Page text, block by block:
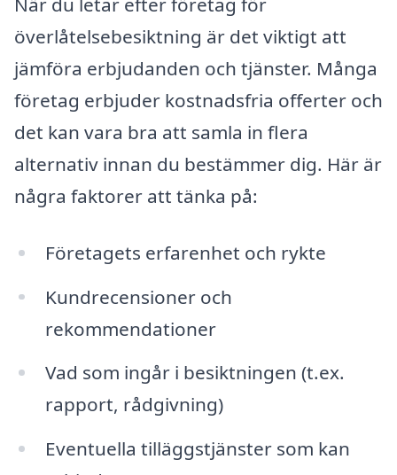
överlåtelsebesiktning är det viktigt att
jämföra erbjudanden och tjänster. Många
företag erbjuder kostnadsfria offerter och
det kan vara bra att samla in flera
alternativ innan du bestämmer dig. Här är
några faktorer att tänka på:
Företagets erfarenhet och rykte
Kundrecensioner och
rekommendationer
Vad som ingår i besiktningen (t.ex.
rapport, rådgivning)
Eventuella tilläggstjänster som kan